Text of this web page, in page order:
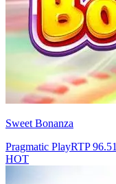
Sweet Bonanza
Pragmatic PlayRTP96.51
HOT